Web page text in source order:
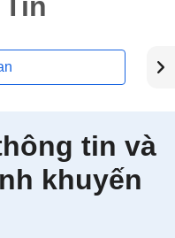
tin và
khuyến